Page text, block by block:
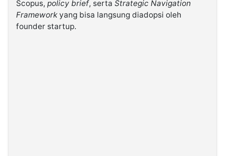
Scopus, policy brief, serta Strategic Navigation
Frameworkyang bisa langsung diadopsi oleh
founder startup.